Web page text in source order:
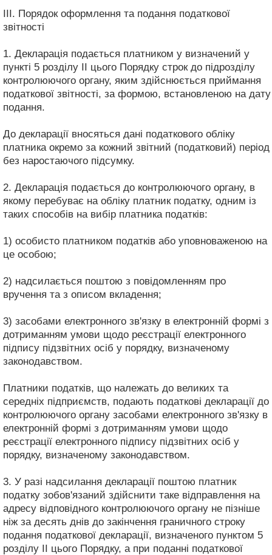
III. Порядок оформлення та подання податкової
звітності
1. Декларація подається платником у визначений у
пункті 5 розділу II цього Порядку строк до підрозділу
контролюючого органу, яким здійснюється приймання
податкової звітності, за формою, встановленою на дату
подання.
До декларації вносяться дані податкового обліку
платника окремо за кожний звітний (податковий) період
без наростаючого підсумку.
2. Декларація подається до контролюючого органу, в
якому перебуває на обліку платник податку, одним із
таких способів на вибір платника податків:
1) особисто платником податків або уповноваженою на
це особою;
2) надсилається поштою з повідомленням про
вручення та з описом вкладення;
3) засобами електронного зв'язку в електронній формі з
дотриманням умови щодо реєстрації електронного
підпису підзвітних осіб у порядку, визначеному
законодавством.
Платники податків, що належать до великих та
середніх підприємств, подають податкові декларації до
контролюючого органу засобами електронного зв'язку в
електронній формі з дотриманням умови щодо
реєстрації електронного підпису підзвітних осіб у
порядку, визначеному законодавством.
3. У разі надсилання декларації поштою платник
податку зобов'язаний здійснити таке відправлення на
адресу відповідного контролюючого органу не пізніше
ніж за десять днів до закінчення граничного строку
подання податкової декларації, визначеного пунктом 5
розділу II цього Порядку, а при поданні податкової